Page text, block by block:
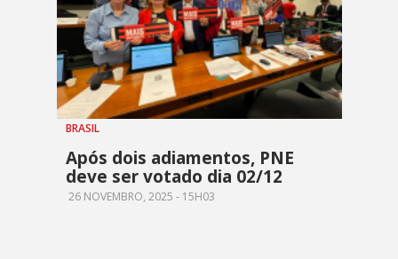
BRASIL
Após dois adiamentos, PNE
deve ser votado dia 02/12
26 NOVEMBRO, 2025 - 15H03